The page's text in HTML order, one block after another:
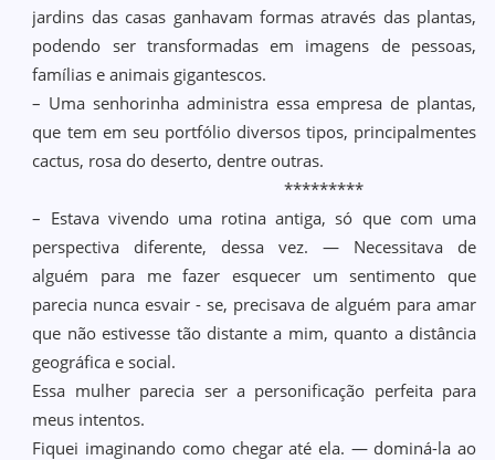
jardins das casas ganhavam formas através das plantas,
podendo ser transformadas em imagens de pessoas,
famílias e animais gigantescos.
– Uma senhorinha administra essa empresa de plantas,
que tem em seu portfólio diversos tipos, principalmentes
cactus, rosa do deserto, dentre outras.
*********
– Estava vivendo uma rotina antiga, só que com uma
perspectiva diferente, dessa vez. — Necessitava de
alguém para me fazer esquecer um sentimento que
parecia nunca esvair - se, precisava de alguém para amar
que não estivesse tão distante a mim, quanto a distância
geográfica e social.
Essa mulher parecia ser a personificação perfeita para
meus intentos.
Fiquei imaginando como chegar até ela. — dominá-la ao